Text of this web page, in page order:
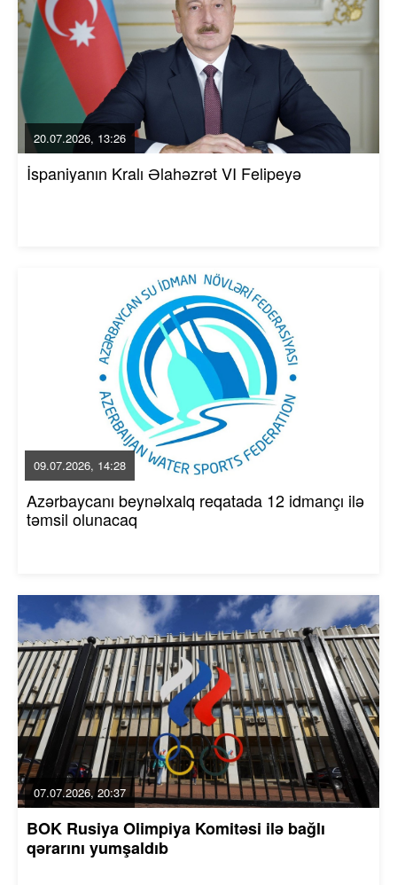
20.07.2026, 13:26
İspaniyanın Kralı Əlahəzrət VI Felipeyə
09.07.2026, 14:28
Azərbaycanı beynəlxalq reqatada 12 idmançı ilə
təmsil olunacaq
07.07.2026, 20:37
BOK Rusiya Olimpiya Komitəsi ilə bağlı
qərarını yumşaldıb